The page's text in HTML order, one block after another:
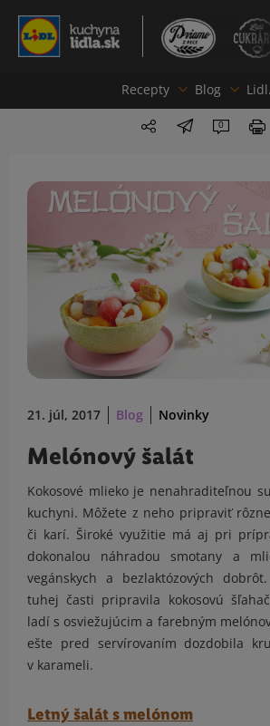
Recepty Blog
0
21. júl, 2017 Blog Novinky
Melónový šalát
Kokosové mlieko je nenahraditeľnou
kuchyni. Môžete z neho pripraviť
či karí. Široké využitie má aj pri
dokonalou náhradou smotany a
vegánskych a bezlaktózových
tuhej časti pripravila kokosovú
ladí s osviežujúcim a farebným
ešte pred servírovaním dozdobila
v karameli.
Letný šalát s melónom